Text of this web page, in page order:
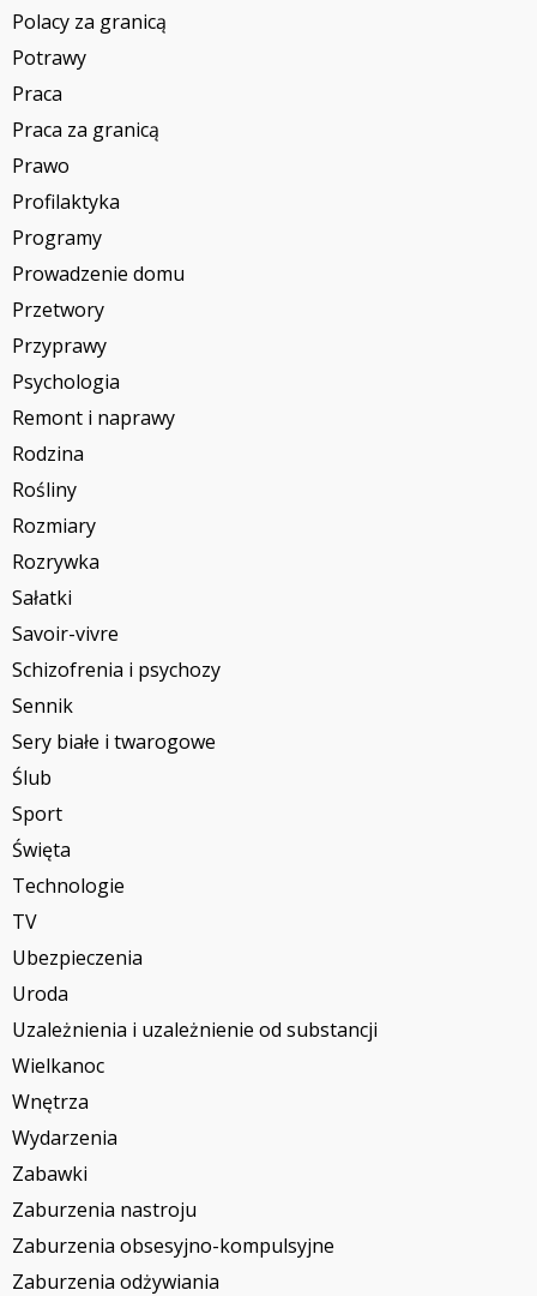
Polacy za granicą
Potrawy
Praca
Praca za granicą
Prawo
Profilaktyka
Programy
Prowadzenie domu
Przetwory
Przyprawy
Psychologia
Remont i naprawy
Rodzina
Rośliny
Rozmiary
Rozrywka
Sałatki
Savoir-vivre
Schizofrenia i psychozy
Sennik
Sery białe i twarogowe
Ślub
Sport
Święta
Technologie
TV
Ubezpieczenia
Uroda
Uzależnienia i uzależnienie od substancji
Wielkanoc
Wnętrza
Wydarzenia
Zabawki
Zaburzenia nastroju
Zaburzenia obsesyjno-kompulsyjne
Zaburzenia odżywiania